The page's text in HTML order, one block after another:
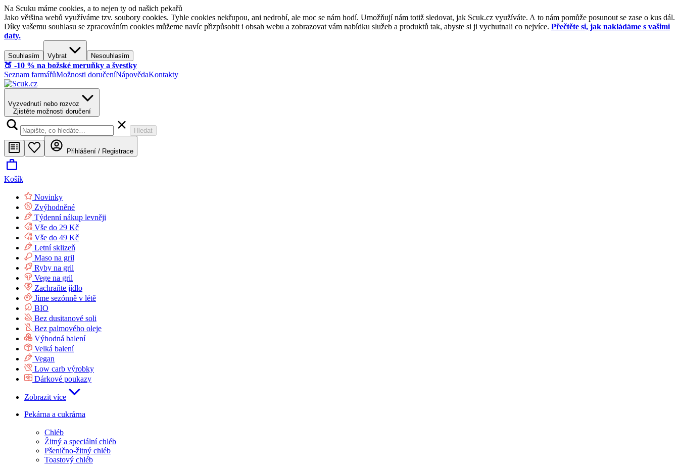
Na Scuku máme cookies, a to nejen ty od našich pekařů
Jako většina webů využíváme tzv. soubory cookies. Tyhle cookies nekřupou, ani nedrobí, ale moc se nám hodí. Umožňují nám totiž sledovat, jak Scuk.cz využíváte. A to nám pomůže posunout se zase o kus dál.
Díky vašemu souhlasu se zpracováním cookies můžeme navíc přizpůsobit i obsah webu a zobrazovat vám nabídku služeb a produktů tak, abyste si ji vychutnali co nejvíce. Přečtěte si, jak nakládáme s vašimi
daty.
Souhlasím Vybrat Nesouhlasím
🍑​ -10 % na božské meruňky a švestky
Seznam farmářůMožnosti doručeníNápovědaKontakty
Vyzvednutí nebo rozvoz
Zjistěte možnosti doručení
Hledat
Přihlášení / Registrace
Košík
Novinky
Zvýhodněné
Týdenní nákup levněji
Vše do 29 Kč
Vše do 49 Kč
Letní sklizeň
Maso na gril
Ryby na gril
Vege na gril
Zachraňte jídlo
Jíme sezónně v létě
BIO
Bez dusitanové soli
Bez palmového oleje
Výhodná balení
Velká balení
Vegan
Low carb výrobky
Dárkové poukazy
Zobrazit více
Pekárna a cukrárna
Chléb
Žitný a speciální chléb
Pšenično-žitný chléb
Toastový chléb